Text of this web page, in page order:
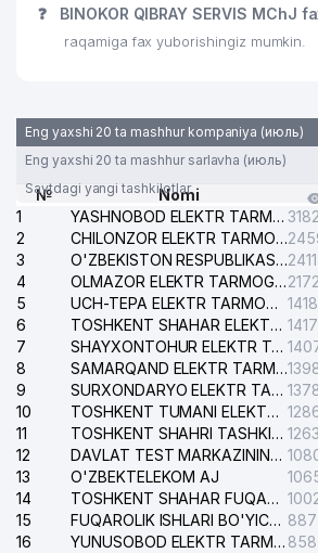
❓ BINOKOR QIBRAY SERVIS MChJ
raqamiga fax yuborishingiz mumkin.
Eng yaxshi 20 ta mashhur kompaniya (июль)
Eng yaxshi 20 ta mashhur sarlavha (июль)
Saytdagi yangi tashkilotlar
№
Nomi
1
YASHNOBOD ELEKTR TARMOG'I NOSOZLIKLARI XIZMATI 3182
2
CHILONZOR ELEKTR TARMOG'I NOSOZLIK XIZMATI
3
O'ZBEKISTON RESPUBLIKASI BOSH PROKURATURASI ISHONCH TELEFONI2411
4
OLMAZOR ELEKTR TARMOG'I NOSOZLIKLARI XIZMATI2172
5
UCH-TEPA ELEKTR TARMOG'I NOSOZLIKLARI XIZMATI 1418
6
TOSHKENT SHAHAR ELEKTR TARMOQLARI KORXONASI AJ 1417
7
SHAYXONTOHUR ELEKTR TARMOG'I NOSOZLIKLARINI TUZATISH XIZMATI
8
SAMARQAND ELEKTR TARMOQLARI AJ
9
SURXONDARYO ELEKTR TARMOQLARI AJ
10
TOSHKENT TUMANI ELEKTR TARMOG'I AVARIYA XIZMATI
11
TOSHKENT SHAHRI TASHKILOT TELEFONLARI HAQIDA MA'LUMOT BYUROSI 1263
12
DAVLAT TEST MARKAZINING ISHONCH TELEFONLARI
13
O'ZBEKTELEKOM AJ
14
TOSHKENT SHAHAR FUQAROLIK ISHLARI BO'YICHA SUDI
15
FUQAROLIK ISHLARI BO'YICHA YAKKASAROY TUMANLARARO SUDI 887
16
YUNUSOBOD ELEKTR TARMOG'I NOSOZLIKLARI XIZMATI 858